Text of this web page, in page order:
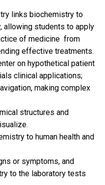
links biochemistry to
allowing students to apply
of medicine  from
effective treatments.
on hypothetical patient
clinical applications;
making complex
structures and
to human health and
or symptoms, and
to the laboratory tests